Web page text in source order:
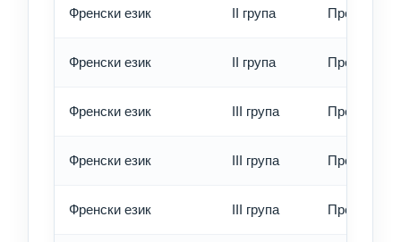
Френски език II група Превод -
Френски език II група Превод -
Френски език III група Превод -
Френски език III група Превод -
Френски език III група Превод -